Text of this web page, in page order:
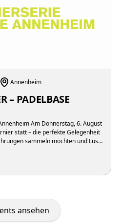
Annenheim
– PADELBASE
Am Donnerstag, 6. August
statt – die perfekte Gelegenheit
sammeln möchten und Lust
ansehen